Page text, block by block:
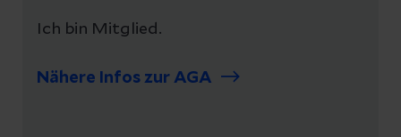
Ich bin Mitglied.
Nähere Infos zur AGA